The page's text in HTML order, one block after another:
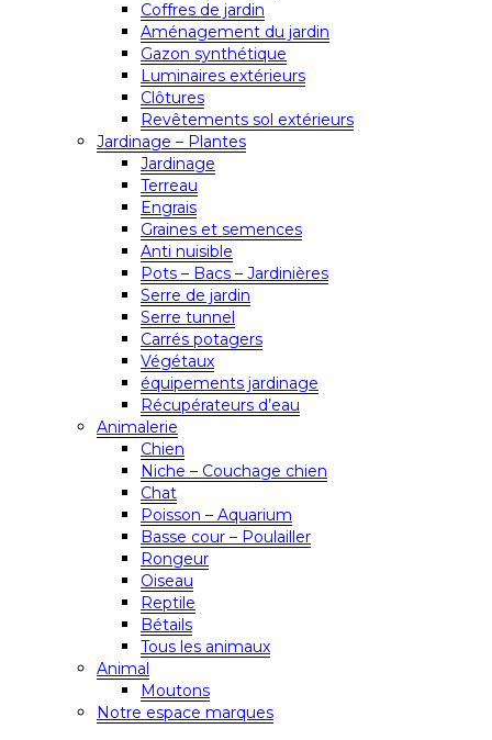
Coffres de jardin
Aménagement du jardin
Gazon synthétique
Luminaires extérieurs
Clôtures
Revêtements sol extérieurs
Jardinage – Plantes
Jardinage
Terreau
Engrais
Graines et semences
Anti nuisible
Pots – Bacs – Jardinières
Serre de jardin
Serre tunnel
Carrés potagers
Végétaux
équipements jardinage
Récupérateurs d’eau
Animalerie
Chien
Niche – Couchage chien
Chat
Poisson – Aquarium
Basse cour – Poulailler
Rongeur
Oiseau
Reptile
Bétails
Tous les animaux
Animal
Moutons
Notre espace marques